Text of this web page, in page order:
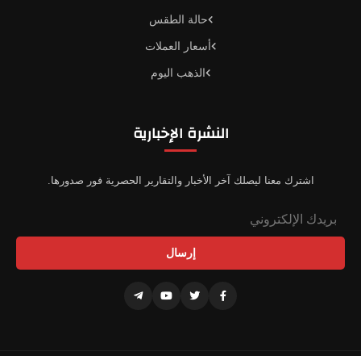
حالة الطقس
أسعار العملات
الذهب اليوم
النشرة الإخبارية
اشترك معنا ليصلك آخر الأخبار والتقارير الحصرية فور صدورها.
إرسال